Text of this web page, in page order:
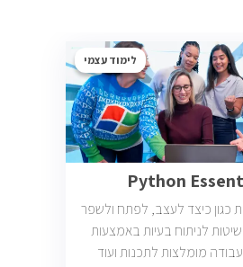
לימוד עצמי
Python
כגון כיצד לעצב, לפתח ולשפר
לניתוח בעיות באמצעות
מומלצות לתכנות ועוד